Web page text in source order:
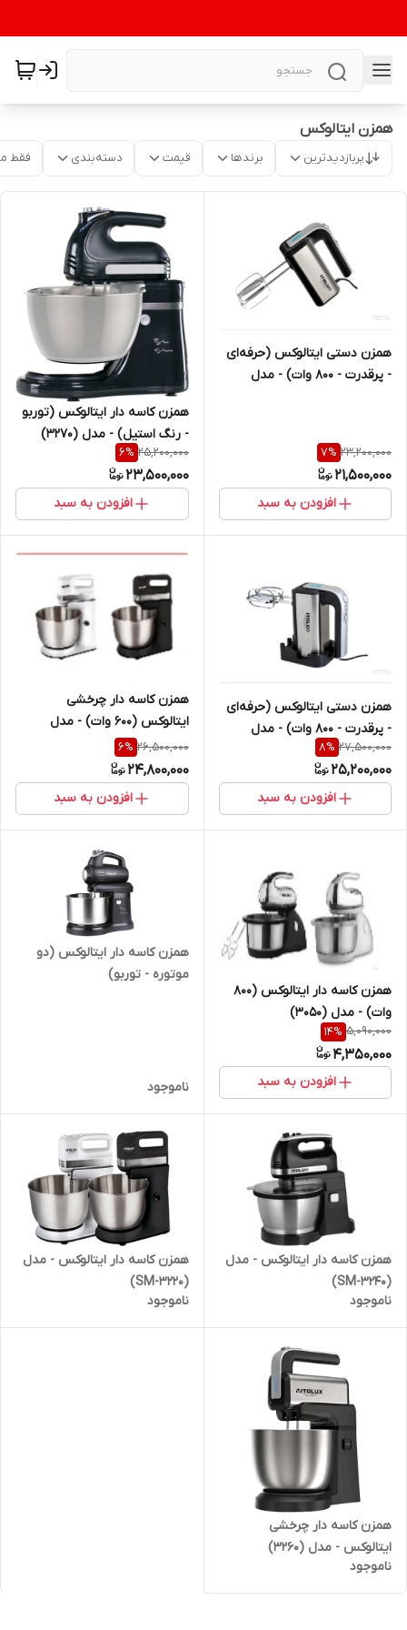
همزن ایتالوکس
پربازدیدترین برندها قیمت دسته‌بندی فقط
همزن دستی ایتالوکس (حرفه‌ای
- پرقدرت - 800 وات) - مدل
23,200,000
7%
21,500,000
افزودن به سبد
همزن کاسه دار ایتالوکس (توربو
- رنگ استیل) - مدل (3270)
25,200,000
6%
23,500,000
افزودن به سبد
همزن دستی ایتالوکس (حرفه‌ای
- پرقدرت - 800 وات) - مدل
(3030)
27,500,000
8%
25,200,000
افزودن به سبد
همزن کاسه دار چرخشی
ایتالوکس (600 وات) - مدل
(3020)
26,500,000
6%
24,800,000
افزودن به سبد
همزن کاسه دار ایتالوکس (800
وات) - مدل (3050)
5,090,000
14%
4,350,000
افزودن به سبد
همزن کاسه دار ایتالوکس (دو
موتوره - توربو)
ناموجود
همزن کاسه دار ایتالوکس - مدل
(SM-3240)
ناموجود
همزن کاسه دار ایتالوکس - مدل
(SM-3220)
ناموجود
همزن کاسه دار چرخشی
ایتالوکس - مدل (3260)
ناموجود